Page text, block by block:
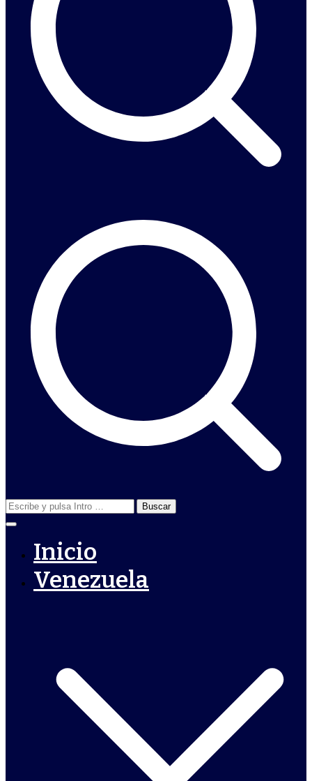
Buscar:
Inicio
Venezuela